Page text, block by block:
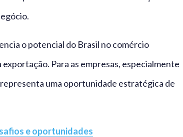
o potencial do Brasil no comércio
Para as empresas, especialmente
uma oportunidade estratégica de
e oportunidades